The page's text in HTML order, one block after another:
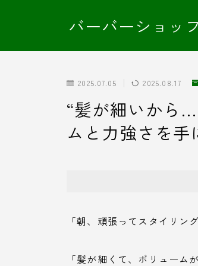
バーバーショッ
2025.07.05 2025.08.17
“髪が細いから
ムと力強さを
「朝、頑張ってスタイリン
「髪が細くて、ボリューム